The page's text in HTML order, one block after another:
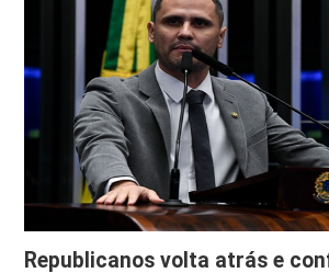
Republicanos volta atrás e